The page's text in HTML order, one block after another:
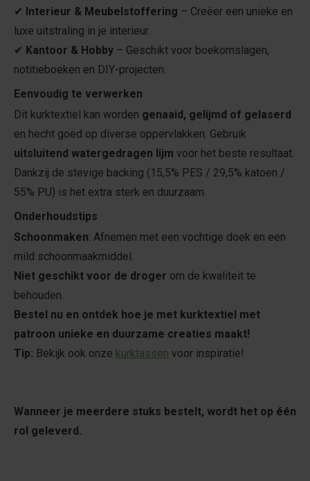
✔ Interieur & Meubelstoffering – Creëer een unieke en
luxe uitstraling in je interieur.
✔ Kantoor & Hobby – Geschikt voor boekomslagen,
notitieboeken en DIY-projecten.
Eenvoudig te verwerken
Dit kurktextiel kan worden genaaid, gelijmd of gelaserd
en hecht goed op diverse oppervlakken. Gebruik
uitsluitend watergedragen lijm voor het beste resultaat.
Dankzij de stevige backing (15,5% PES / 29,5% katoen /
55% PU) is het extra sterk en duurzaam.
Onderhoudstips
Schoonmaken: Afnemen met een vochtige doek en een
mild schoonmaakmiddel.
Niet geschikt voor de droger om de kwaliteit te
behouden.
Bestel nu en ontdek hoe je met kurktextiel met
patroon unieke en duurzame creaties maakt!
Tip: Bekijk ook onze kurktassen voor inspiratie!
Wanneer je meerdere stuks bestelt, wordt het op één
rol geleverd.